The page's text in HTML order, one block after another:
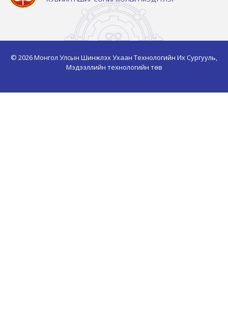
© 2026 Монгол Улсын Шинжлэх Ухаан Технологийн Их Сургууль,
Мэдээллийн технологийн төв